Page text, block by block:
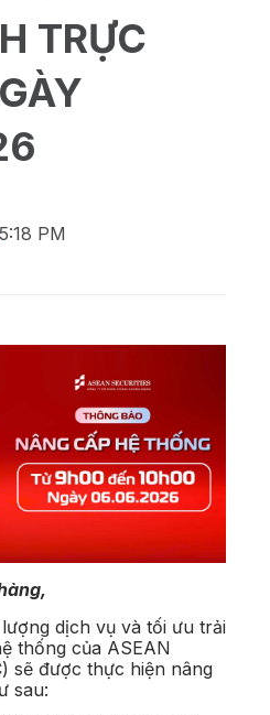
TRỰC
5:18 PM
dịch vụ và tối ưu trải
thống của ASEAN
sẽ được thực hiện nâng
sau: